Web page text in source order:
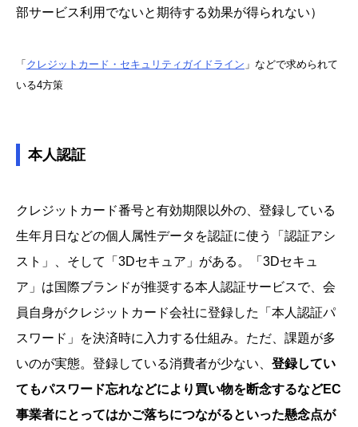
部サービス利用でないと期待する効果が得られない）
「クレジットカード・セキュリティガイドライン 」などで求められて
いる4方策
本人認証
クレジットカード番号と有効期限以外の、登録している
生年月日などの個人属性データを認証に使う「認証アシ
スト」、そして「3Dセキュア」がある。「3Dセキュ
ア」は国際ブランドが推奨する本人認証サービスで、会
員自身がクレジットカード会社に登録した「本人認証パ
スワード」を決済時に入力する仕組み。ただ、課題が多
いのが実態。登録している消費者が少ない、 登録してい
てもパスワード忘れなどにより買い物を断念するなどEC
事業者にとってはかご落ちにつながるといった懸念点が